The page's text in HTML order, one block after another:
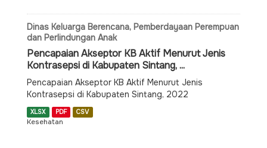
Dinas Keluarga Berencana, Pemberdayaan Perempuan
dan Perlindungan Anak
Pencapaian Akseptor KB Aktif Menurut Jenis
Kontrasepsi di Kabupaten Sintang, ...
Pencapaian Akseptor KB Aktif Menurut Jenis
Kontrasepsi di Kabupaten Sintang, 2022
XLSX PDF CSV
Kesehatan